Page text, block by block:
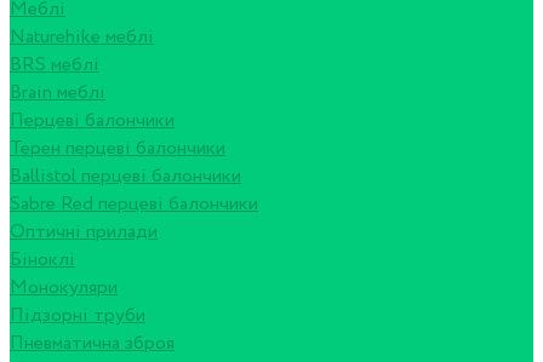
Меблі
Naturehike меблі
BRS меблі
Brain меблі
Перцеві балончики
Терен перцеві балончики
Ballistol перцеві балончики
Sabre Red перцеві балончики
Оптичні прилади
Біноклі
Монокуляри
Підзорні труби
Пневматична зброя